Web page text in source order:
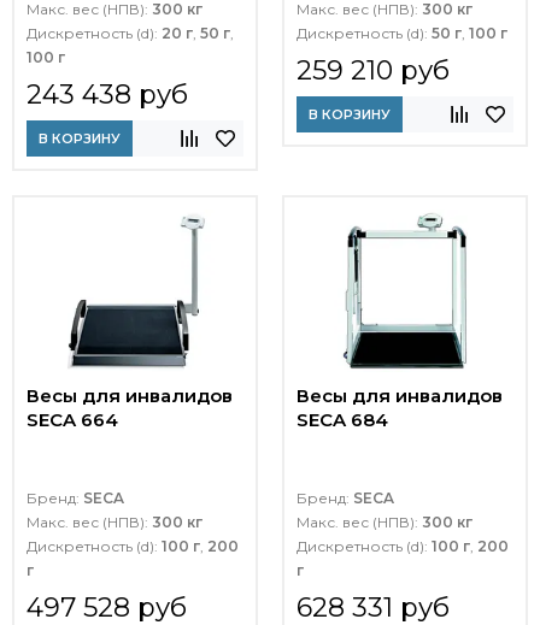
Макс. вес (НПВ): 300 кг
Дискретность (d): 20 г, 50 г,
100 г
243 438 руб
В КОРЗИНУ
Макс. вес (НПВ): 300 кг
Дискретность (d): 50 г, 100 г
259 210 руб
В КОРЗИНУ
Весы для инвалидов
SECA 664
Бренд: SECA
Макс. вес (НПВ): 300 кг
Дискретность (d): 100 г, 200
г
497 528 руб
Весы для инвалидов
SECA 684
Бренд: SECA
Макс. вес (НПВ): 300 кг
Дискретность (d): 100 г, 200
г
628 331 руб